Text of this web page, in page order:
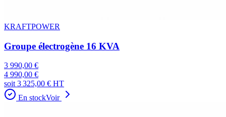
KRAFTPOWER
Groupe électrogène 16 KVA
3 990,00 €
4 990,00 €
soit 3 325,00 € HT
En stockVoir